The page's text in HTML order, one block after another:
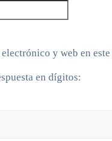
y web en
en dígitos: